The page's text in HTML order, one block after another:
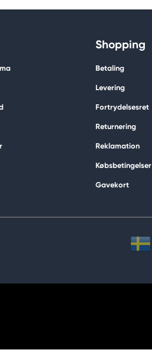
Shopping
Betaling
Levering
Fortrydelsesret
Returnering
Reklamation
Købsbetingelser
Gavekort